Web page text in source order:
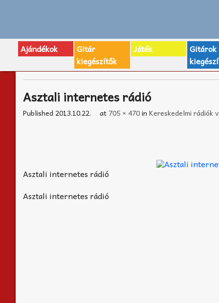
Ajándékok
Gitár
kiegészítők
Játék
Gitárok
Asztali internetes rádió
Published 2013.10.22. at 705 × 470in Kereskedelmi rádiók
Asztali internetes rádió
Asztali internetes rádió